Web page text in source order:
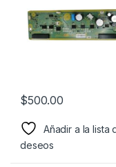
$500.00
Añadir a la lista
deseos